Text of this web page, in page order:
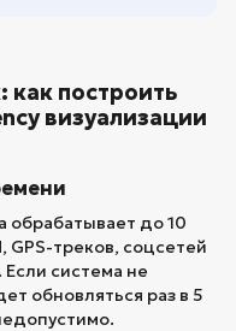
как построить
визуализации
обрабатывает до 10
GPS-треков, соцсетей
Если система не
обновляться раз в 5